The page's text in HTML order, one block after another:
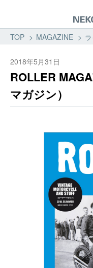
TOP MAGAZINE
2018年5月31日
ROLLER
マガジン）